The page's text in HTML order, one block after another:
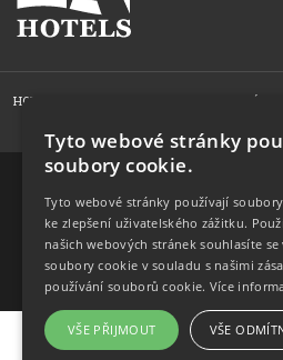
HOME NABÍDKY
Copyright © 2007-2026
Všeobecné podmínky
Deklarace o ochraně
Tyto webové stránky
soubory cookie.
Tyto webové stránky používají
ke zlepšení uživatelského zážitku.
našich webových stránek souhlasíte se
soubory cookie v souladu s našimi
používání souborů cookie. Více
VŠE PŘIJMOUT VŠE